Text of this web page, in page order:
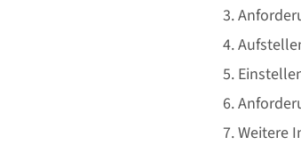
3.
4.
5.
6.
7. Weitere